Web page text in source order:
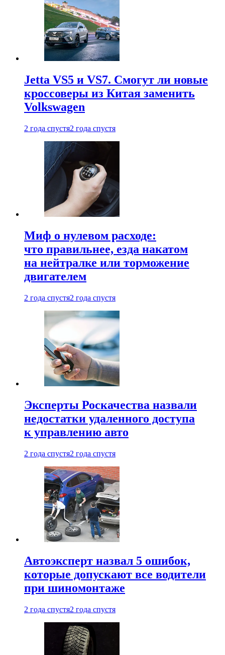
Jetta VS5 и VS7. Смогут ли новые
кроссоверы из Китая заменить
Volkswagen
2 года спустя2 года спустя
Миф о нулевом расходе:
что правильнее, езда накатом
на нейтралке или торможение
двигателем
2 года спустя2 года спустя
Эксперты Роскачества назвали
недостатки удаленного доступа
к управлению авто
2 года спустя2 года спустя
Автоэксперт назвал 5 ошибок,
которые допускают все водители
при шиномонтаже
2 года спустя2 года спустя